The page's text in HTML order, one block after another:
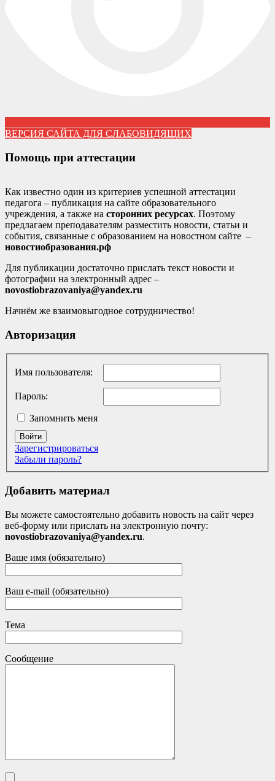
ВЕРСИЯ САЙТА ДЛЯ СЛАБОВИДЯЩИХ
Помощь при аттестации
Как известно один из критериев успешной аттестации
педагога – публикация на сайте образовательного
учреждения, а также на сторонних ресурсах. Поэтому
предлагаем преподавателям разместить новости, статьи и
события, связанные с образованием на новостном сайте –
новостиобразования.рф
Для публикации достаточно прислать текст новости и
фотографии на электронный адрес –
novostiobrazovaniya@yandex.ru
Начнём же взаимовыгодное сотрудничество!
Авторизация
Имя пользователя:
Пароль:
Запомнить меня
Войти
Зарегистрироваться
Забыли пароль?
Добавить материал
Вы можете самостоятельно добавить новость на сайт через
веб-форму или прислать на электронную почту:
novostiobrazovaniya@yandex.ru.
Ваше имя (обязательно)
Ваш e-mail (обязательно)
Тема
Сообщение